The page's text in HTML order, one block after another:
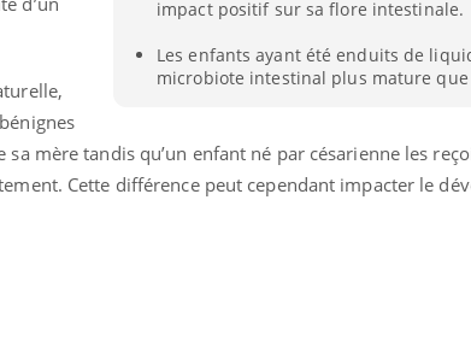
impact positif sur sa flore intestinale.
Les enfants ayant été enduits de
microbiote intestinal plus mature
mère tandis qu’un enfant né par césarienne les
Cette différence peut cependant impacter le
Bébés, jeunes enfants :